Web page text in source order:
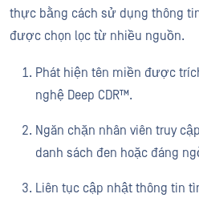
thực bằng cách sử dụng thông
được chọn lọc từ nhiều nguồn.
Phát hiện tên miền được
nghệ Deep CDR™.
Ngăn chặn nhân viên truy
danh sách đen hoặc đáng
Liên tục cập nhật thông tin